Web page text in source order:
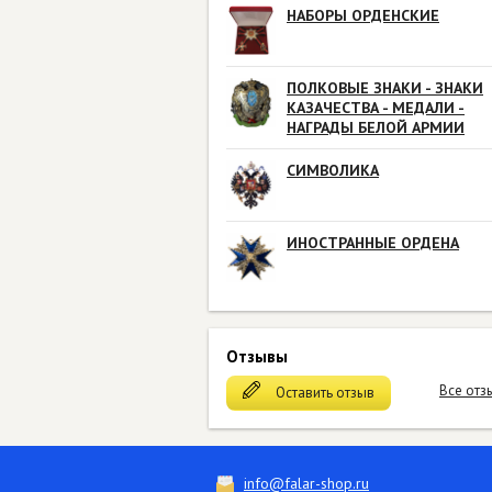
НАБОРЫ ОРДЕНСКИЕ
ПОЛКОВЫЕ ЗНАКИ - ЗНАКИ
КАЗАЧЕСТВА - МЕДАЛИ -
НАГРАДЫ БЕЛОЙ АРМИИ
СИМВОЛИКА
ИНОСТРАННЫЕ ОРДЕНА
Отзывы
Оставить отзыв Все
info@falar-shop.ru